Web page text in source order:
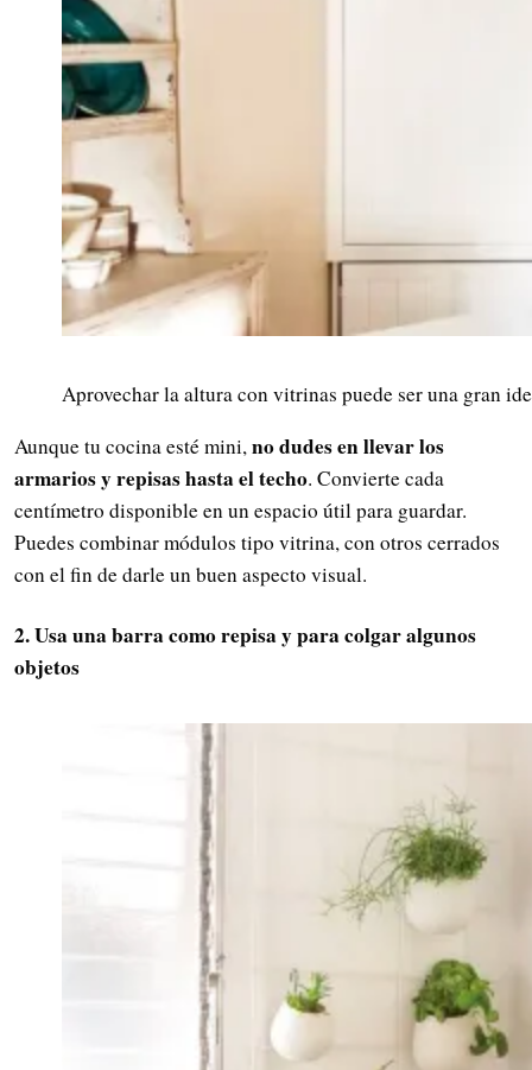
Aprovechar la altura con vitrinas puede ser una gran
Aunque tu cocina esté mini,no dudes en llevar los
armarios y repisas hasta el techo. Convierte cada
centímetro disponible en un espacio útil para guardar.
Puedes combinar módulos tipo vitrina, con otros cerrados
con el fin de darle un buen aspecto visual.
2. Usa una barra como repisa y para colgar algunos
objetos